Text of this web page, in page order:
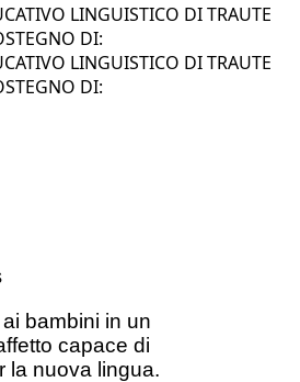
LINGUISTICO DI TRAUTE
DI:
LINGUISTICO DI TRAUTE
DI:
bambini in un
capace di
la nuova lingua.